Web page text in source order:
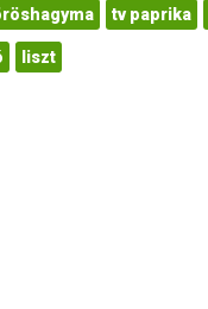
tv paprika
liszt